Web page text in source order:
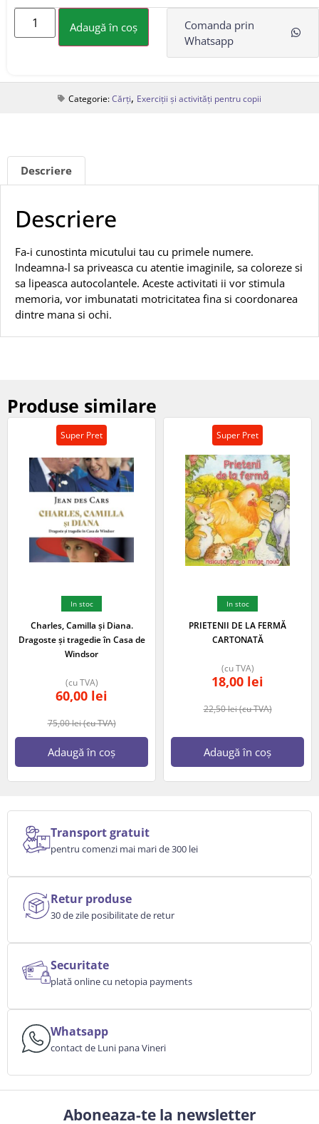
Adaugă în coș
Comanda prin
Whatsapp
Categorie:Cărți, Exerciții și activități pentru copii
Descriere
Descriere
Fa-i cunostinta micutului tau cu primele numere.
Indeamna-l sa priveasca cu atentie imaginile, sa coloreze si
sa lipeasca autocolantele. Aceste activitati ii vor stimula
memoria, vor imbunatati motricitatea fina si coordonarea
dintre mana si ochi.
Produse similare
Super Pret
In stoc
Charles, Camilla și Diana.
Dragoste și tragedie în Casa de
Windsor
75,00lei(cu TVA)
60,00 lei
(cu TVA)
Adaugă în coș
Super Pret
In stoc
PRIETENII DE LA FERMĂ
CARTONATĂ
22,50lei(cu TVA)
18,00 lei
(cu TVA)
Adaugă în coș
Transport gratuit
pentru comenzi mai mari de 300 lei
Retur produse
30 de zile posibilitate de retur
Securitate
plată online cu netopia payments
Whatsapp
contact de Luni pana Vineri
Aboneaza-te la newsletter